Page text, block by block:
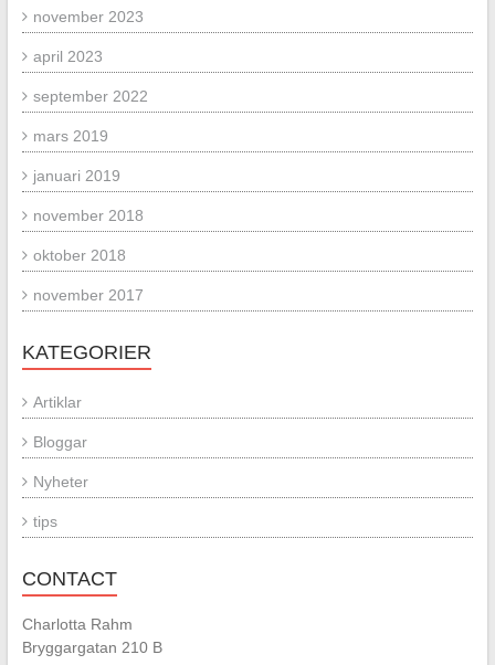
november 2023
april 2023
september 2022
mars 2019
januari 2019
november 2018
oktober 2018
november 2017
KATEGORIER
Artiklar
Bloggar
Nyheter
tips
CONTACT
Charlotta Rahm
Bryggargatan 210 B